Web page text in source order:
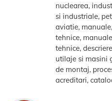
nuclearea,
si industriale,
aviatie,
tehnice,
tehnice,
utilaje si masini
de montaj,
acreditari,